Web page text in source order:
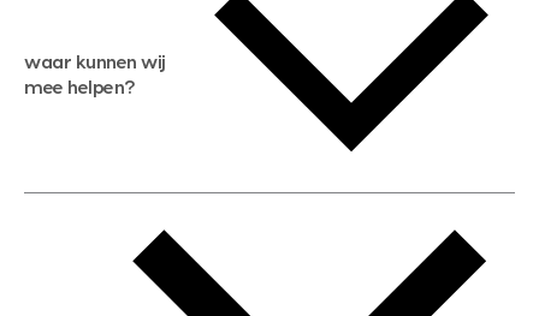
waar kunnen wij
mee helpen?
gratis zoekservice
huis verkopen